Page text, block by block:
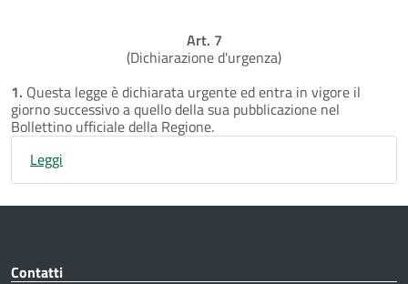
Art. 7
(Dichiarazione d'urgenza)
1. Questa legge è dichiarata urgente ed entra in vigore il
giorno successivo a quello della sua pubblicazione nel
Bollettino ufficiale della Regione.
Leggi
Contatti